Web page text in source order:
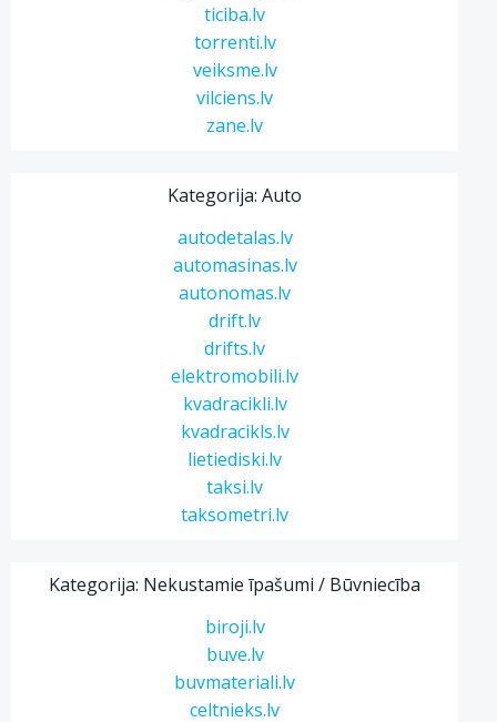
ticiba.lv
torrenti.lv
veiksme.lv
vilciens.lv
zane.lv
Kategorija: Auto
autodetalas.lv
automasinas.lv
autonomas.lv
drift.lv
drifts.lv
elektromobili.lv
kvadracikli.lv
kvadracikls.lv
lietiediski.lv
taksi.lv
taksometri.lv
Kategorija: Nekustamie īpašumi / Būvniecība
biroji.lv
buve.lv
buvmateriali.lv
celtnieks.lv